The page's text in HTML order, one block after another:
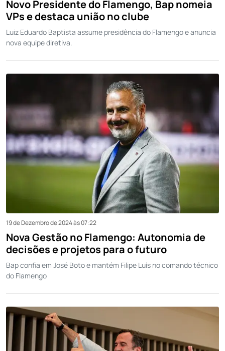
Novo Presidente do Flamengo, Bap nomeia
VPs e destaca união no clube
Luiz Eduardo Baptista assume presidência do Flamengo e anuncia
nova equipe diretiva.
19 de Dezembro de 2024 às 07:22
Nova Gestão no Flamengo: Autonomia de
decisões e projetos para o futuro
Bap confia em José Boto e mantém Filipe Luís no comando técnico
do Flamengo